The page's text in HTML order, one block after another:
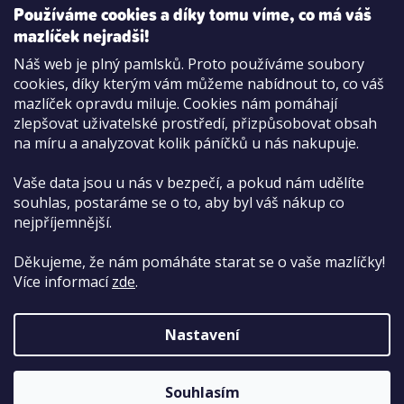
Používáme cookies a díky tomu víme, co má váš
mazlíček nejradši!
Náš web je plný pamlsků. Proto používáme soubory
cookies, díky kterým vám můžeme nabídnout to, co váš
mazlíček opravdu miluje. Cookies nám pomáhají
zlepšovat uživatelské prostředí, přizpůsobovat obsah
na míru a analyzovat kolik páníčků u nás nakupuje.
Vaše data jsou u nás v bezpečí, a pokud nám udělíte
souhlas, postaráme se o to, aby byl váš nákup co
nejpříjemnější.
Děkujeme, že nám pomáháte starat se o vaše mazlíčky!
Více informacízde.
Nastavení
Souhlasím
Možnosti platby:
Dobírkou
Hotově i kartou na pobočce